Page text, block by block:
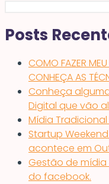
Posts
COMO FAZER
CONHEÇA AS
Conheça
Digital que vão
Mídia
Startup
acontece em
Gestão de mídia
do facebook.